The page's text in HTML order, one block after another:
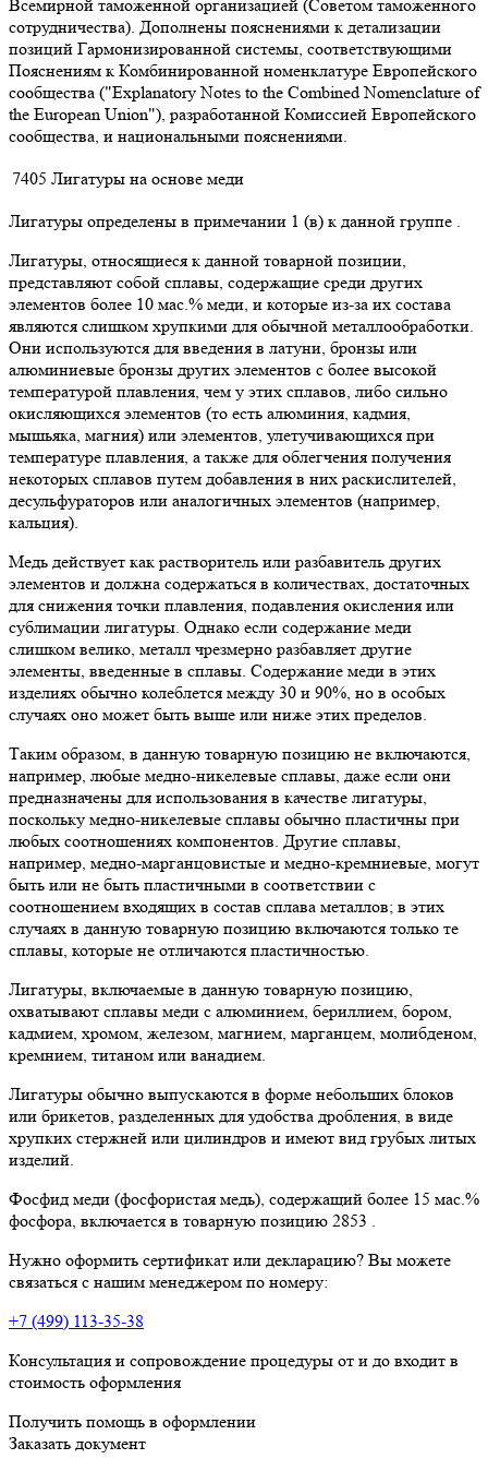
Всемирной таможенной организацией (Советом таможенного
сотрудничества). Дополнены пояснениями к детализации
позиций Гармонизированной системы, соответствующими
Пояснениям к Комбинированной номенклатуре Европейского
сообщества ("Explanatory Notes to the Combined Nomenclature of
the European Union"), разработанной Комиссией Европейского
сообщества, и национальными пояснениями.
7405 Лигатуры на основе меди
Лигатуры определены в примечании 1 (в) к данной группе .
Лигатуры, относящиеся к данной товарной позиции,
представляют собой сплавы, содержащие среди других
элементов более 10 мас.% меди, и которые из-за их состава
являются слишком хрупкими для обычной металлообработки.
Они используются для введения в латуни, бронзы или
алюминиевые бронзы других элементов с более высокой
температурой плавления, чем у этих сплавов, либо сильно
окисляющихся элементов (то есть алюминия, кадмия,
мышьяка, магния) или элементов, улетучивающихся при
температуре плавления, а также для облегчения получения
некоторых сплавов путем добавления в них раскислителей,
десульфураторов или аналогичных элементов (например,
кальция).
Медь действует как растворитель или разбавитель других
элементов и должна содержаться в количествах, достаточных
для снижения точки плавления, подавления окисления или
сублимации лигатуры. Однако если содержание меди
слишком велико, металл чрезмерно разбавляет другие
элементы, введенные в сплавы. Содержание меди в этих
изделиях обычно колеблется между 30 и 90%, но в особых
случаях оно может быть выше или ниже этих пределов.
Таким образом, в данную товарную позицию не включаются,
например, любые медно-никелевые сплавы, даже если они
предназначены для использования в качестве лигатуры,
поскольку медно-никелевые сплавы обычно пластичны при
любых соотношениях компонентов. Другие сплавы,
например, медно-марганцовистые и медно-кремниевые, могут
быть или не быть пластичными в соответствии с
соотношением входящих в состав сплава металлов; в этих
случаях в данную товарную позицию включаются только те
сплавы, которые не отличаются пластичностью.
Лигатуры, включаемые в данную товарную позицию,
охватывают сплавы меди с алюминием, бериллием, бором,
кадмием, хромом, железом, магнием, марганцем, молибденом,
кремнием, титаном или ванадием.
Лигатуры обычно выпускаются в форме небольших блоков
или брикетов, разделенных для удобства дробления, в виде
хрупких стержней или цилиндров и имеют вид грубых литых
изделий.
Фосфид меди (фосфористая медь), содержащий более 15 мас.%
фосфора, включается в товарную позицию 2853 .
Нужно оформить сертификат или декларацию? Вы можете
связаться с нашим менеджером по номеру:
+7 (499) 113-35-38
Консультация и сопровождение процедуры от и до входит в
стоимость оформления
Получить помощь в оформлении
Заказать документ